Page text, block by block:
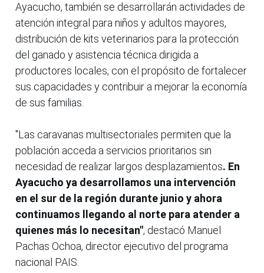
Ayacucho, también se desarrollarán actividades de
atención integral para niños y adultos mayores,
distribución de kits veterinarios para la protección
del ganado y asistencia técnica dirigida a
productores locales, con el propósito de fortalecer
sus capacidades y contribuir a mejorar la economía
de sus familias.
"Las caravanas multisectoriales permiten que la
población acceda a servicios prioritarios sin
necesidad de realizar largos desplazamientos. En
Ayacucho ya desarrollamos una intervención
en el sur de la región durante junio y ahora
continuamos llegando al norte para atender a
quienes más lo necesitan", destacó Manuel
Pachas Ochoa, director ejecutivo del programa
nacional PAIS.